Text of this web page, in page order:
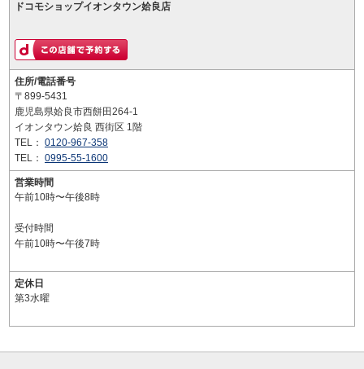
ドコモショップイオンタウン姶良店
住所/電話番号
〒899-5431
鹿児島県姶良市西餅田264-1
イオンタウン姶良 西街区 1階
TEL： 0120-967-358
TEL： 0995-55-1600
営業時間
午前10時〜午後8時
受付時間
午前10時〜午後7時
定休日
第3水曜